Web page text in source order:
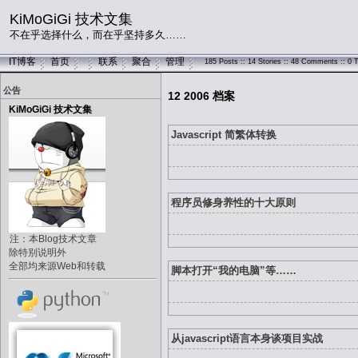
KiMoGiGi 技术文集
不在乎选择什么，而在乎坚持多久……
IT博客 首页 联系 聚合 管理 185 Posts :: 14 Stories :: 48 Comments :: 0
公告
KiMoGiGi 技术文集
注：本Blog技术文章
除特别说明外
全部均来源Web和转载
12 2006 档案
Javascript 简繁体转换
程序员修身养性的十大原则
脚本打开“我的电脑”等……
从javascript语言本身谈项目实战